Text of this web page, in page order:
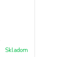
Skladom